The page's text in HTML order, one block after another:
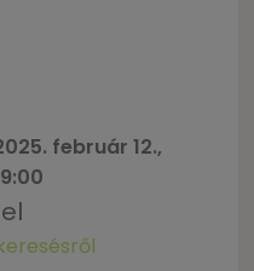
február 12.,